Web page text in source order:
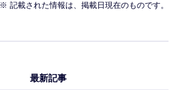
※ 記載された情報は、掲載日現在のものです。
最新記事